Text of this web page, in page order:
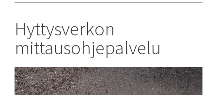
Hyttysverkon
mittausohjepalvelu